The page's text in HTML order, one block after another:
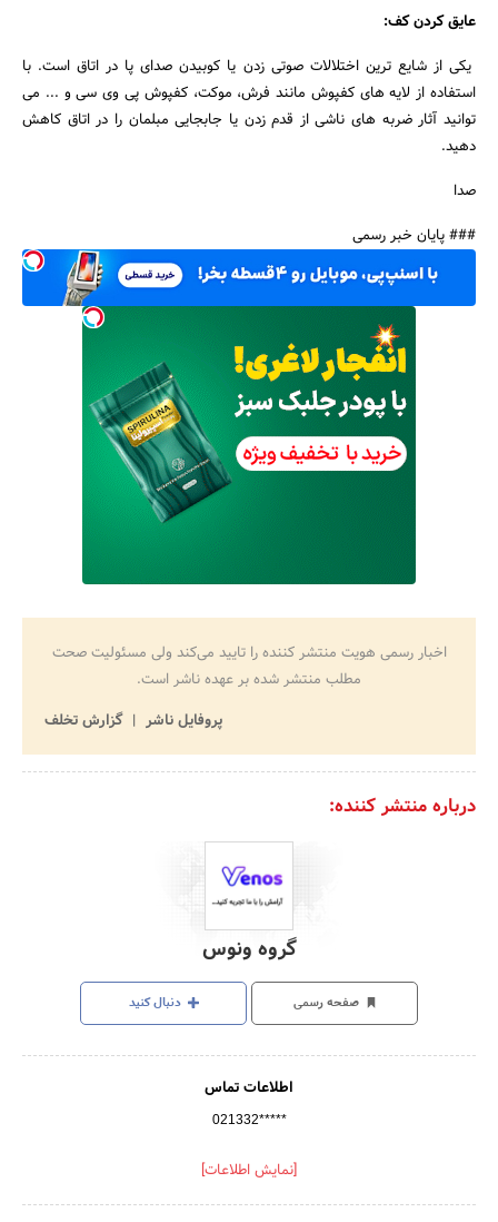
عایق کردن کف:
یکی از شایع ترین اختلالات صوتی زدن یا کوبیدن صدای پا در اتاق است. با
استفاده از لایه های کفپوش مانند فرش، موکت، کفپوش پی وی سی و ... می
توانید آثار ضربه های ناشی از قدم زدن یا جابجایی مبلمان را در اتاق کاهش
دهید.
صدا
### پایان خبر رسمی
اخبار رسمی هویت منتشر کننده را تایید می‌کند ولی مسئولیت صحت
مطلب منتشر شده بر عهده ناشر است.
پروفایل ناشر
گزارش تخلف
درباره منتشر کننده:
گروه ونوس
صفحه رسمی دنبال کنید
اطلاعات تماس
021332*****
[نمایش اطلاعات]